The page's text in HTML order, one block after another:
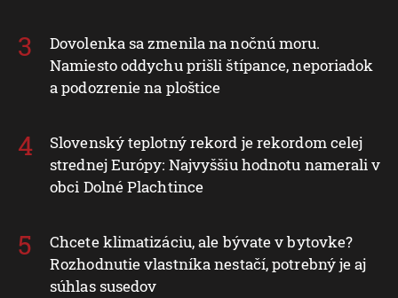
Dovolenka sa zmenila na nočnú moru.
Namiesto oddychu prišli štípance, neporiadok
a podozrenie na ploštice
Slovenský teplotný rekord je rekordom celej
strednej Európy: Najvyššiu hodnotu namerali v
obci Dolné Plachtince
Chcete klimatizáciu, ale bývate v bytovke?
Rozhodnutie vlastníka nestačí, potrebný je aj
súhlas susedov